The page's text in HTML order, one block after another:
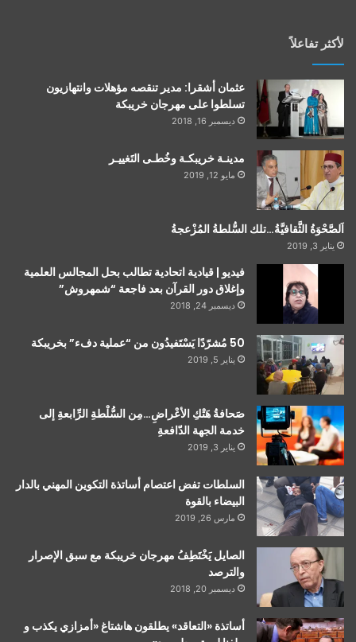
لأكثر تفاعلاً
عثمان أشقرا: مدير تنقصه مؤهلات وانتهازيون
تسلطوا على مهرجان خريبكة
ديسمبر 16, 2018
مدينـة خريبكـة وخُطـى التَغييـر
مايو 12, 2019
اَلصَّحْوَةُ الثَّقافيَّةُ…تلك السُّلطةُ المُزْعجةُ
يناير 3, 2019
فيديو | قيادية اتحادية تطالب بحل المجالس العلمية
وإغلاق دور القرآن بعد فاجعة “شمهروش”
ديسمبر 24, 2018
50 مُشرّدًا يَسْتَفيدُون من “عملية دفء” بخريبكة
يناير 5, 2019
صَحافةُ هَتْكِ الأعْراضِ…مِن السُّلْطةِ الرِّابعةِ إلى
خدمة الجهة الدّافعةِ
يناير 3, 2019
السلطات تفض اعتصام أساتذة التكوين المهني بالدار
البيضاء بالقوة
مارس 26, 2019
الصايل يَخْتَطِفُ مهرجان خريبكة مع سبق الإصرار
والترصد
ديسمبر 20, 2018
أساتذة «التعاقد» يطلقون هاشتاغ «أمزازي يكذب و